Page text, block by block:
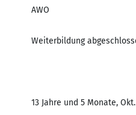
AWO
Weiterbildung
13 Jahre und 5 Monate,